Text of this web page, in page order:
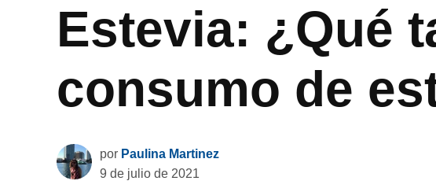
Estevia: ¿Qué
consumo de
por Paulina Martinez
9 de julio de 2021